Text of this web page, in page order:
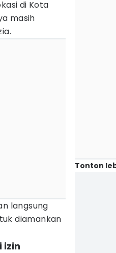
di Kota
masih
langsung
diamankan
izin
Tonton